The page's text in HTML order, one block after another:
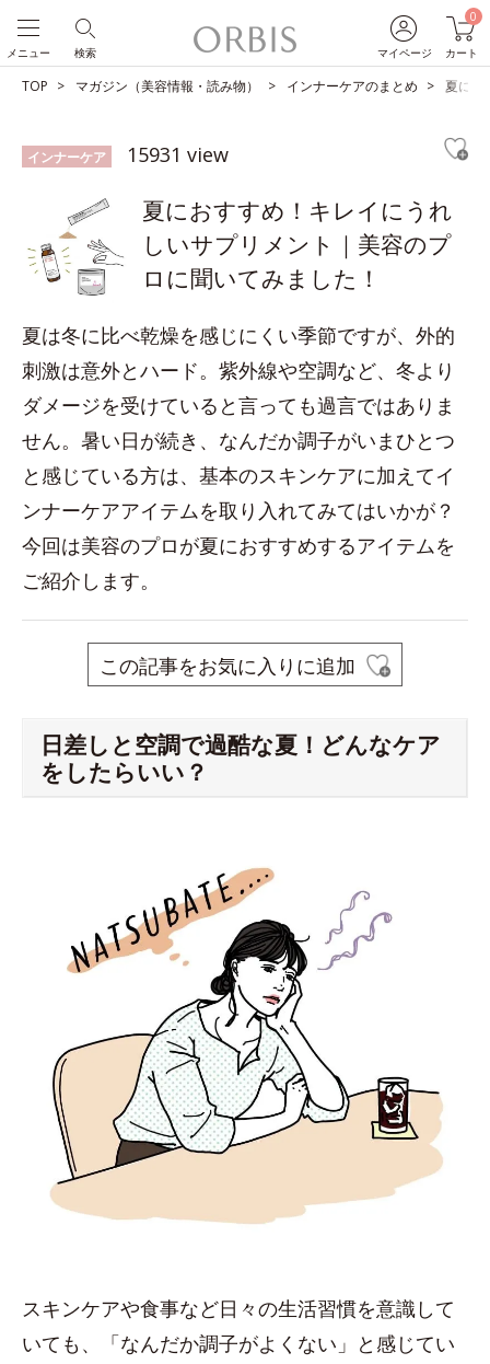
マイページ
0
カート
検索
メニュー
TOP マガジン（美容情報・読み物） インナーケアのまとめ 夏にお
インナーケア 15931 view
夏におすすめ！キレイにうれ
しいサプリメント｜美容のプ
ロに聞いてみました！
夏は冬に比べ乾燥を感じにくい季節ですが、外的
刺激は意外とハード。紫外線や空調など、冬より
ダメージを受けていると言っても過言ではありま
せん。暑い日が続き、なんだか調子がいまひとつ
と感じている方は、基本のスキンケアに加えてイ
ンナーケアアイテムを取り入れてみてはいかが？
今回は美容のプロが夏におすすめするアイテムを
ご紹介します。
この記事をお気に入りに追加
日差しと空調で過酷な夏！どんなケア
をしたらいい？
スキンケアや食事など日々の生活習慣を意識して
いても、「なんだか調子がよくない」と感じてい